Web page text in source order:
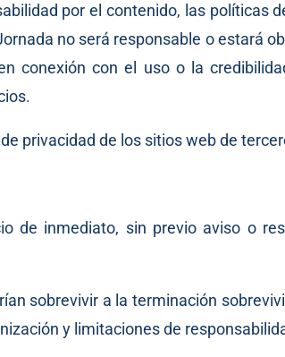
por el contenido, las políticas
no será responsable o estará
conexión con el uso o la
privacidad de los sitios web de
de inmediato, sin previo aviso o
sobrevivir a la terminación
y limitaciones de